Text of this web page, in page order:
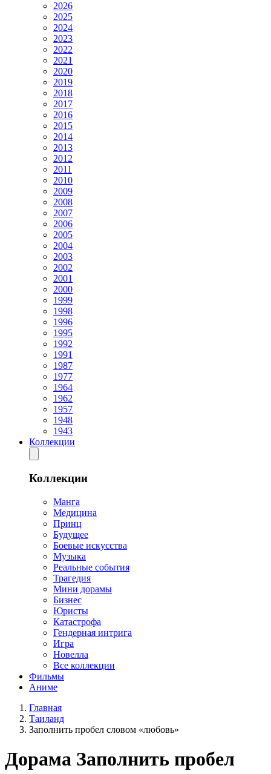
2026
2025
2024
2023
2022
2021
2020
2019
2018
2017
2016
2015
2014
2013
2012
2011
2010
2009
2008
2007
2006
2005
2004
2003
2002
2001
2000
1999
1998
1996
1995
1992
1991
1987
1977
1964
1962
1957
1948
1943
Коллекции
Коллекции
Манга
Медицина
Принц
Будущее
Боевые искусства
Музыка
Реальные события
Трагедия
Мини дорамы
Бизнес
Юристы
Катастрофа
Гендерная интрига
Игра
Новелла
Все коллекции
Фильмы
Аниме
Главная
Таиланд
Заполнить пробел словом «любовь»
Дорама Заполнить пробел